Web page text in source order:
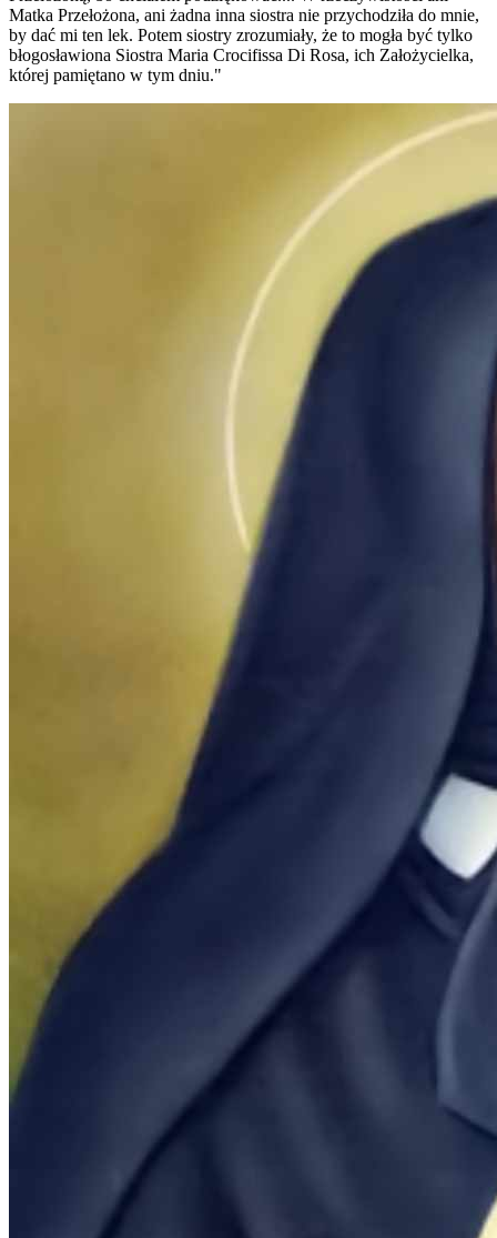
Matka Przełożona, ani żadna inna siostra nie przychodziła do mnie,
by dać mi ten lek. Potem siostry zrozumiały, że to mogła być tylko
błogosławiona Siostra Maria Crocifissa Di Rosa, ich Założycielka,
której pamiętano w tym dniu."